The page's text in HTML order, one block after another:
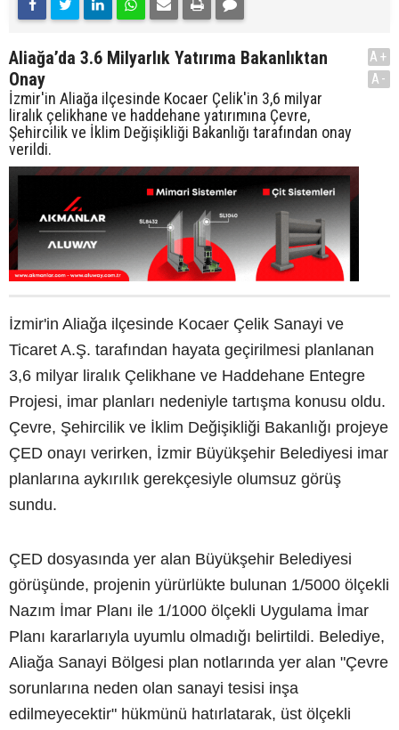
Aliağa’da 3.6 Milyarlık Yatırıma Bakanlıktan
Onay
İzmir'in Aliağa ilçesinde Kocaer Çelik'in 3,6 milyar
liralık çelikhane ve haddehane yatırımına Çevre,
Şehircilik ve İklim Değişikliği Bakanlığı tarafından onay
verildi.
A+
A-
İzmir'in Aliağa ilçesinde Kocaer Çelik Sanayi ve
Ticaret A.Ş. tarafından hayata geçirilmesi planlanan
3,6 milyar liralık Çelikhane ve Haddehane Entegre
Projesi, imar planları nedeniyle tartışma konusu oldu.
Çevre, Şehircilik ve İklim Değişikliği Bakanlığı projeye
ÇED onayı verirken, İzmir Büyükşehir Belediyesi imar
planlarına aykırılık gerekçesiyle olumsuz görüş
sundu.
ÇED dosyasında yer alan Büyükşehir Belediyesi
görüşünde, projenin yürürlükte bulunan 1/5000 ölçekli
Nazım İmar Planı ile 1/1000 ölçekli Uygulama İmar
Planı kararlarıyla uyumlu olmadığı belirtildi. Belediye,
Aliağa Sanayi Bölgesi plan notlarında yer alan "Çevre
sorunlarına neden olan sanayi tesisi inşa
edilmeyecektir" hükmünü hatırlatarak, üst ölçekli